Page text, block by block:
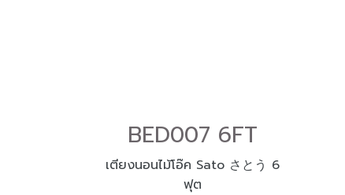
BED007 6FT
เตียงนอนไม้โอ๊ค Sato さとう 6
ฟุต